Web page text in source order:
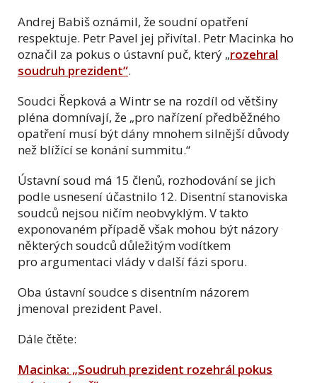
Andrej Babiš oznámil, že soudní opatření
respektuje. Petr Pavel jej přivítal. Petr Macinka ho
označil za pokus o ústavní puč, který „rozehral
soudruh prezident“.
Soudci Řepková a Wintr se na rozdíl od většiny
pléna domnívají, že „pro nařízení předběžného
opatření musí být dány mnohem silnější důvody
než blížící se konání summitu.“
Ústavní soud má 15 členů, rozhodování se jich
podle usnesení účastnilo 12. Disentní stanoviska
soudců nejsou ničím neobvyklým. V takto
exponovaném případě však mohou být názory
některých soudců důležitým vodítkem
pro argumentaci vlády v další fázi sporu.
Oba ústavní soudce s disentním názorem
jmenoval prezident Pavel.
Dále čtěte:
Macinka: „Soudruh prezident rozehrál pokus